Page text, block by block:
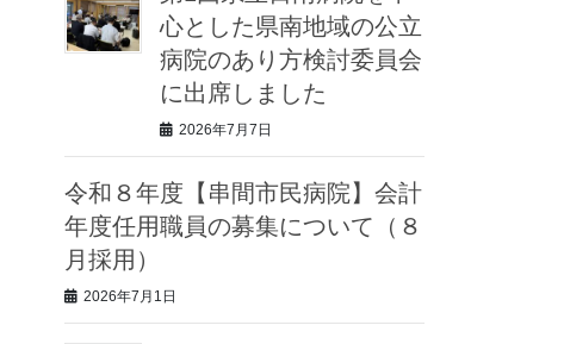
心とした県南地域の公立
病院のあり方検討委員会
に出席しました
2026年7月7日
令和８年度【串間市民病院】会計
年度任用職員の募集について（８
月採用）
2026年7月1日